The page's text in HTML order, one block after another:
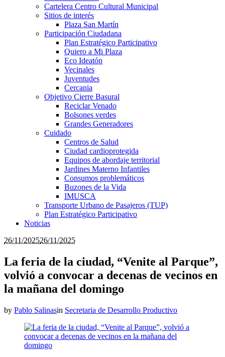
Cartelera Centro Cultural Municipal
Sitios de interés
Plaza San Martín
Participación Ciudadana
Plan Estratégico Participativo
Quiero a Mi Plaza
Eco Ideatón
Vecinales
Juventudes
Cercania
Objetivo Cierre Basural
Reciclar Venado
Bolsones verdes
Grandes Generadores
Cuidado
Centros de Salud
Ciudad cardioprotegida
Equipos de abordaje territorial
Jardines Materno Infantiles
Consumos problemáticos
Buzones de la Vida
IMUSCA
Transporte Urbano de Pasajeros (TUP)
Plan Estratégico Participativo
Noticias
26/11/202526/11/2025
La feria de la ciudad, “Venite al Parque”,
volvió a convocar a decenas de vecinos en
la mañana del domingo
by Pablo Salinasin Secretaria de Desarrollo Productivo